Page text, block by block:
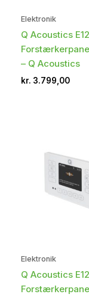
Elektronik
Q Acoustics
– Q Acoustics
kr. 3.799,00
Elektronik
Q Acoustics